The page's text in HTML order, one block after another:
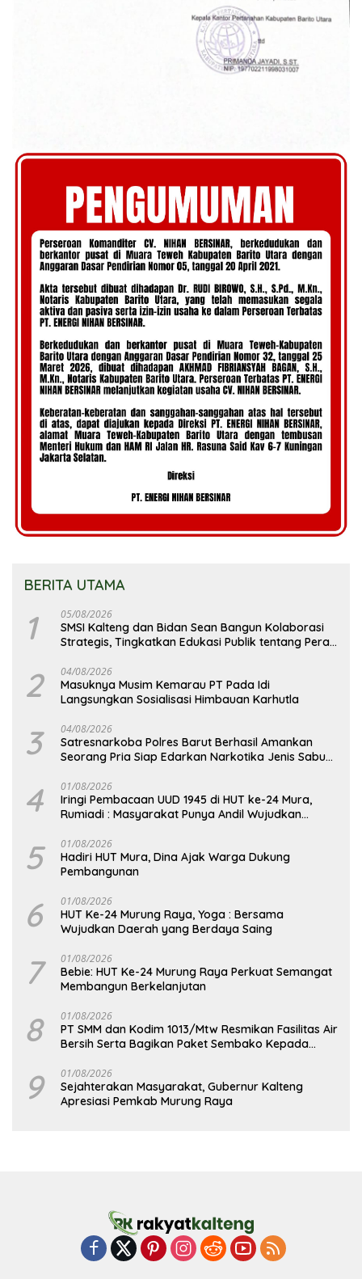
BERITA UTAMA
1 05/08/2026
SMSI Kalteng dan Bidan Sean Bangun Kolaborasi
Strategis, Tingkatkan Edukasi Publik tentang Peran
2 04/08/2026
Masuknya Musim Kemarau PT Pada Idi
Langsungkan Sosialisasi Himbauan Karhutla
3 04/08/2026
Satresnarkoba Polres Barut Berhasil Amankan
Seorang Pria Siap Edarkan Narkotika Jenis Sabu
4 01/08/2026
Iringi Pembacaan UUD 1945 di HUT ke-24 Mura,
Rumiadi : Masyarakat Punya Andil Wujudkan
5 01/08/2026
Hadiri HUT Mura, Dina Ajak Warga Dukung
Pembangunan
6 01/08/2026
HUT Ke-24 Murung Raya, Yoga : Bersama
Wujudkan Daerah yang Berdaya Saing
7 01/08/2026
Bebie: HUT Ke-24 Murung Raya Perkuat Semangat
Membangun Berkelanjutan
8 01/08/2026
PT SMM dan Kodim 1013/Mtw Resmikan Fasilitas Air
Bersih Serta Bagikan Paket Sembako Kepada
9 01/08/2026
Sejahterakan Masyarakat, Gubernur Kalteng
Apresiasi Pemkab Murung Raya